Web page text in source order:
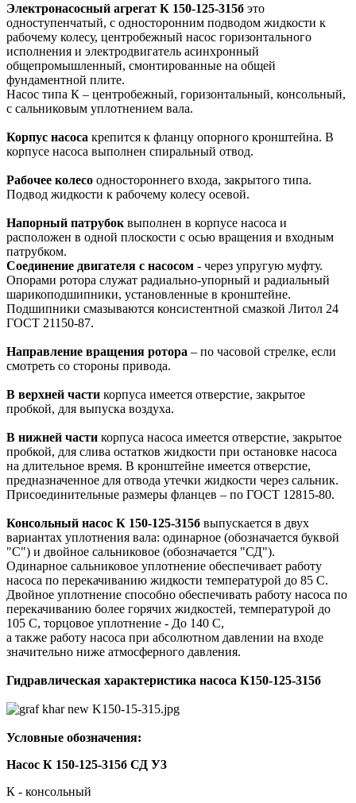
Электронасосный агрегат К 150-125-315б это
одноступенчатый, с односторонним подводом жидкости к
рабочему колесу, центробежный насос горизонтального
исполнения и электродвигатель асинхронный
общепромышленный, смонтированные на общей
фундаментной плите.
Насос типа К – центробежный, горизонтальный, консольный,
с сальниковым уплотнением вала.
Корпус насоса крепится к фланцу опорного кронштейна. В
корпусе насоса выполнен спиральный отвод.
Рабочее колесо одностороннего входа, закрытого типа.
Подвод жидкости к рабочему колесу осевой.
Напорный патрубок выполнен в корпусе насоса и
расположен в одной плоскости с осью вращения и входным
патрубком.
Соединение двигателя с насосом - через упругую муфту.
Опорами ротора служат радиально-упорный и радиальный
шарикоподшипники, установленные в кронштейне.
Подшипники смазываются консистентной смазкой Литол 24
ГОСТ 21150-87.
Направление вращения ротора – по часовой стрелке, если
смотреть со стороны привода.
В верхней части корпуса имеется отверстие, закрытое
пробкой, для выпуска воздуха.
В нижней части корпуса насоса имеется отверстие, закрытое
пробкой, для слива остатков жидкости при остановке насоса
на длительное время. В кронштейне имеется отверстие,
предназначенное для отвода утечки жидкости через сальник.
Присоединительные размеры фланцев – по ГОСТ 12815-80.
Консольный насос К 150-125-315б выпускается в двух
вариантах уплотнения вала: одинарное (обозначается буквой
"С") и двойное сальниковое (обозначается "СД").
Одинарное сальниковое уплотнение обеспечивает работу
насоса по перекачиванию жидкости температурой до 85 С.
Двойное уплотнение способно обеспечивать работу насоса по
перекачиванию более горячих жидкостей, температурой до
105 С, торцовое уплотнение - До 140 С,
а также работу насоса при абсолютном давлении на входе
значительно ниже атмосферного давления.
Гидравлическая характеристика насоса К150-125-315б
Условные обозначения:
Насос К 150-125-315б СД У3
К - консольный